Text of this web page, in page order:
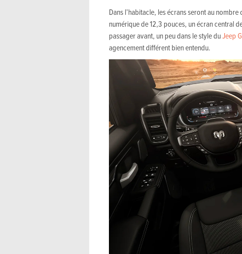
Dans l’habitacle, les écrans seront au
numérique de 12,3 pouces, un écran central
passager avant, un peu dans le style duJeep
agencement différent bien entendu.